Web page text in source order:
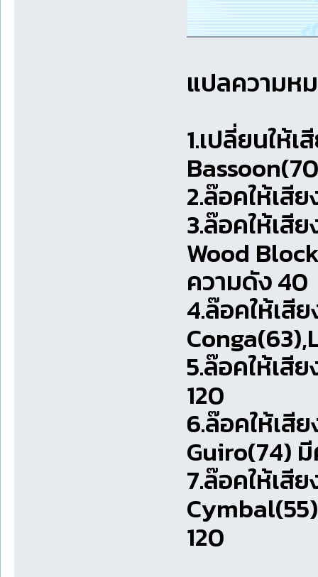
แปลความห
1.เปลี่ยนให้
2.ล๊อคให้เสี
3.ล๊อคให้เสี
Wood
ความดัง 40
4.ล๊อคให้เสี
5.ล๊อคให้เสี
120
6.ล๊อคให้เสี
Guiro(74)
7.ล๊อคให้เสี
120